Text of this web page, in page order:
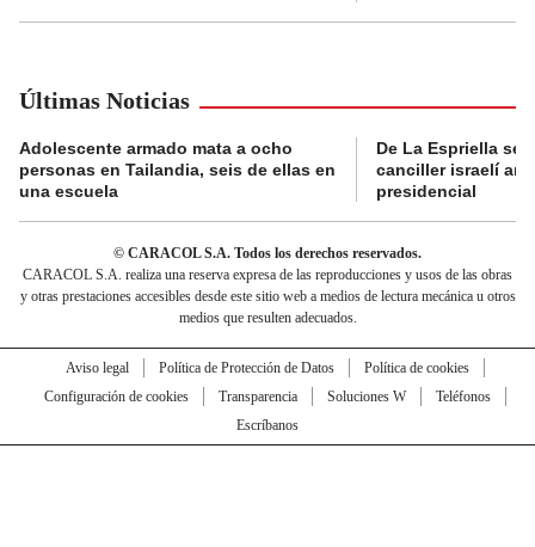
Últimas Noticias
Adolescente armado mata a ocho
personas en Tailandia, seis de ellas en
una escuela
De La Espriella se
canciller israelí
presidencial
© CARACOL S.A. Todos los derechos reservados.
CARACOL S.A. realiza una reserva expresa de las reproducciones y usos de las obras
y otras prestaciones accesibles desde este sitio web a medios de lectura mecánica u otros
medios que resulten adecuados.
Aviso legal Política de Protección de Datos
Política de cookies
Configuración de cookies
Transparencia Soluciones W
Teléfonos
Escríbanos